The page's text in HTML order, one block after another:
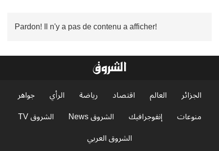
Pardon! Il n'y a pas de contenu a afficher!
الجزائر العالم اقتصاد رياضة الرأي
جواهر
منوعات
إنفوجرافيك الشروق News
الشروق TV
الشروق العربي